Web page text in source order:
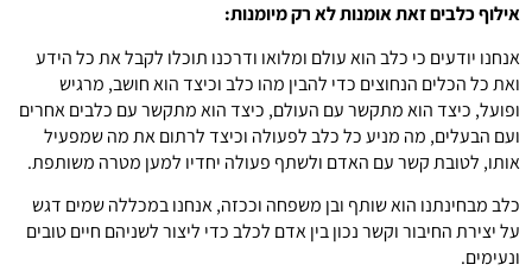
אילוף כלבים זאת אומנות לא רק מיומנות:
אנחנו יודעים כי כלב הוא עולם ומלואו ודרכנו תוכלו לקבל את כל הידע
ואת כל הכלים הנחוצים כדי להבין מהו כלב וכיצד הוא חושב, מרגיש
ופועל, כיצד הוא מתקשר עם העולם, כיצד הוא מתקשר עם כלבים אחרים
ועם הבעלים, מה מניע כל כלב לפעולה וכיצד לרתום את מה שמפעיל
אותו, לטובת קשר עם האדם ולשתף פעולה יחדיו למען מטרה משותפת.
כלב מבחינתנו הוא שותף ובן משפחה וככזה, אנחנו במכללה שמים דגש
על יצירת החיבור וקשר נכון בין אדם לכלב כדי ליצור לשניהם חיים טובים
ונעימים.